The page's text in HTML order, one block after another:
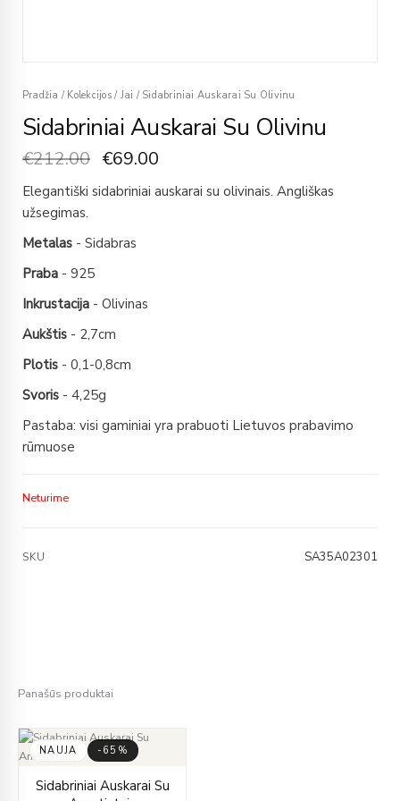
Pradžia / Kolekcijos / Jai /Sidabriniai Auskarai Su Olivinu
Sidabriniai Auskarai Su Olivinu
€212.00 €69.00
Elegantiški sidabriniai auskarai su olivinais. Angliškas
užsegimas.
Metalas - Sidabras
Praba - 925
Inkrustacija - Olivinas
Aukštis - 2,7cm
Plotis - 0,1-0,8cm
Svoris - 4,25g
Pastaba: visi gaminiai yra prabuoti Lietuvos prabavimo
rūmuose
Neturime
SKU SA35A02301
Panašūs produktai
NAUJA -65%
Sidabriniai Auskarai Su
price
price